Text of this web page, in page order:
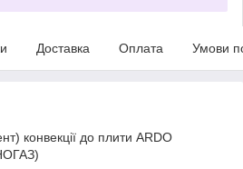
Доставка Оплата Умови
конвекції до плити ARDO